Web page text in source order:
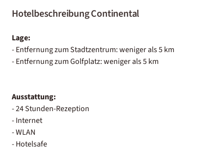
Hotelbeschreibung Continental
Lage:
- Entfernung zum Stadtzentrum: weniger als 5 km
- Entfernung zum Golfplatz: weniger als 5 km
Ausstattung:
- 24 Stunden-Rezeption
- Internet
- WLAN
- Hotelsafe